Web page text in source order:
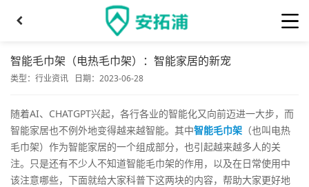
智能毛巾架（电热毛巾架）：智能家居的新宠
类型： 行业资讯 日期：2023-06-28
随着AI、CHATGPT兴起，各行各业的智能化又向前迈进一大步，而
智能家居也不例外地变得越来越智能。其中智能毛巾架 （也叫电热
毛巾架）作为智能家居的一个组成部分，也引起越来越多人的关
注。只是还有不少人不知道智能毛巾架的作用，以及在日常使用中
该注意哪些，下面就给大家科普下这两块的内容，帮助大家更好地